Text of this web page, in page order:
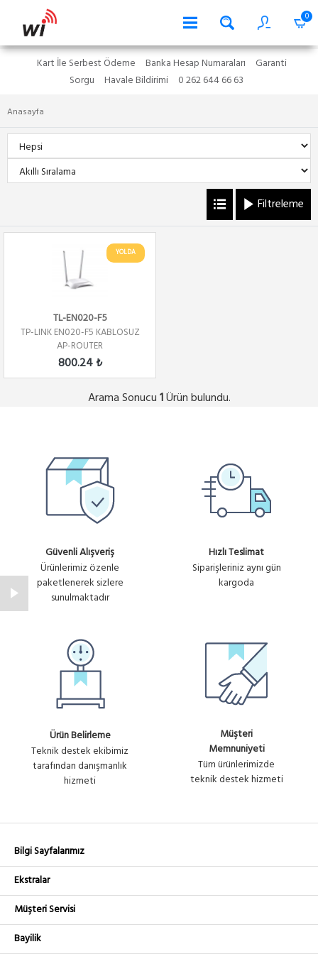
0
Kart İle Serbest Ödeme Banka Hesap Numaraları
Garanti
Sorgu
Havale Bildirimi 0 262 644 66 63
Anasayfa
Filtreleme
YOLDA
TL-EN020-F5
TP-LINK EN020-F5 KABLOSUZ
AP-ROUTER
800.24 ₺
Arama Sonucu 1Ürün bulundu.
Güvenli Alışveriş
Ürünlerimiz özenle
paketlenerek sizlere
sunulmaktadır
Hızlı Teslimat
Siparişleriniz aynı gün
kargoda
Ürün Belirleme
Teknik destek ekibimiz
tarafından danışmanlık
hizmeti
Müşteri
Memnuniyeti
Tüm ürünlerimizde
teknik destek hizmeti
Bilgi Sayfalarımız
Ekstralar
Müşteri Servisi
Bayilik